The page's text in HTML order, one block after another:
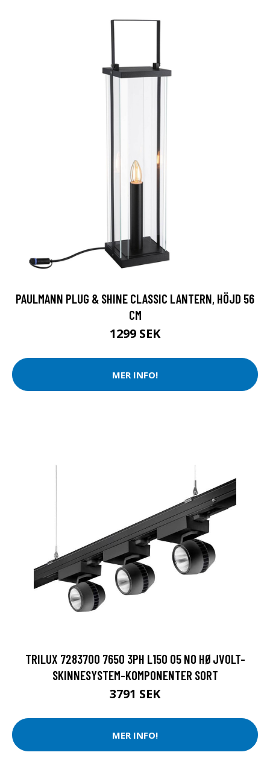
PAULMANN PLUG & SHINE CLASSIC LANTERN, HÖJD 56
CM
1299 SEK
MER INFO!
TRILUX 7283700 7650 3PH L150 05 NO HØJVOLT-
SKINNESYSTEM-KOMPONENTER SORT
3791 SEK
MER INFO!